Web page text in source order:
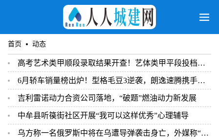
首页 动态
高考艺术类甲顺段录取结果开查！艺体类甲平段投档线、独立设置艺术类本科院校自划线公布
6月轿车销量榜出炉！型格毛豆3逆袭，朗逸速腾携手战轩逸
吉利雷诺动力合资公司落地，“破题”燃油动力新发展
中牟县听篌街社区开展“我可以这样优秀”心理辅导
乌方称一名俄罗斯中将在乌遭导弹袭击身亡，外媒称“无法核实”